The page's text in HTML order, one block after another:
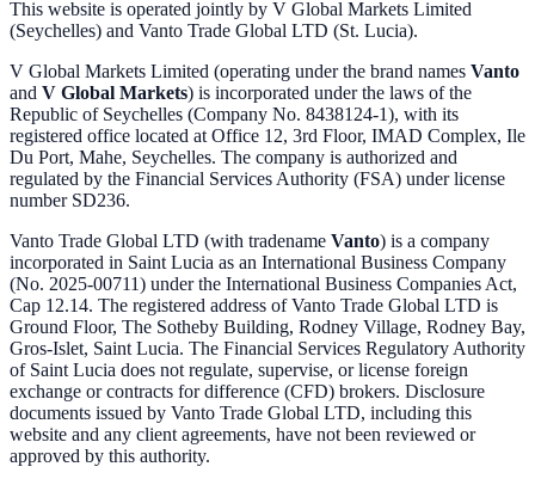
This website is operated jointly by V Global Markets Limited
(Seychelles) and Vanto Trade Global LTD (St. Lucia).
V Global Markets Limited (operating under the brand names Vanto
and V Global Markets) is incorporated under the laws of the
Republic of Seychelles (Company No. 8438124-1), with its
registered office located at Office 12, 3rd Floor, IMAD Complex, Ile
Du Port, Mahe, Seychelles. The company is authorized and
regulated by the Financial Services Authority (FSA) under license
number SD236.
Vanto Trade Global LTD (with tradename Vanto) is a company
incorporated in Saint Lucia as an International Business Company
(No. 2025-00711) under the International Business Companies Act,
Cap 12.14. The registered address of Vanto Trade Global LTD is
Ground Floor, The Sotheby Building, Rodney Village, Rodney Bay,
Gros-Islet, Saint Lucia. The Financial Services Regulatory Authority
of Saint Lucia does not regulate, supervise, or license foreign
exchange or contracts for difference (CFD) brokers. Disclosure
documents issued by Vanto Trade Global LTD, including this
website and any client agreements, have not been reviewed or
approved by this authority.